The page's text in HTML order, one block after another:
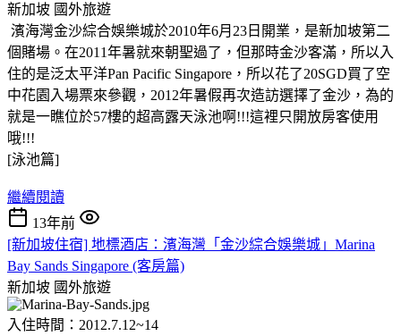
新加坡 國外旅遊
濱海灣金沙綜合娛樂城於2010年6月23日開業，是新加坡第二
個賭場。在2011年暑就來朝聖過了，但那時金沙客滿，所以入
住的是泛太平洋Pan Pacific Singapore，所以花了20SGD買了空
中花園入場票來參觀，2012年暑假再次造訪選擇了金沙，為的
就是一瞧位於57樓的超高露天泳池啊 !!!這裡只開放房客使用
哦!!!
[泳池篇]
繼續閱讀
13年前
[新加坡住宿] 地標酒店：濱海灣「金沙綜合娛樂城」Marina
Bay Sands Singapore (客房篇)
新加坡 國外旅遊
入住時間：2012.7.12~14